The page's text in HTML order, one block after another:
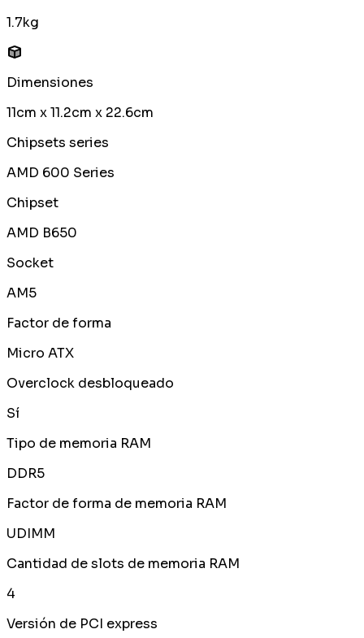
1.7kg
Dimensiones
11cm x 11.2cm x 22.6cm
Chipsets series
AMD 600 Series
Chipset
AMD B650
Socket
AM5
Factor de forma
Micro ATX
Overclock desbloqueado
Sí
Tipo de memoria RAM
DDR5
Factor de forma de memoria RAM
UDIMM
Cantidad de slots de memoria RAM
4
Versión de PCI express